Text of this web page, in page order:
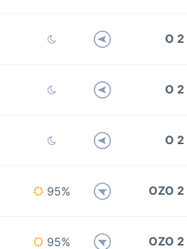
O 2
O 2
O 2
95% OZO 2
95% OZO 2